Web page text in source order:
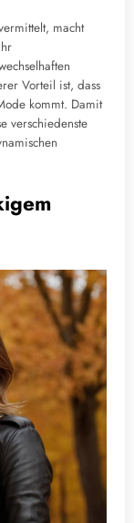
macht
Vorteil ist, dass
kommt. Damit
verschiedenste